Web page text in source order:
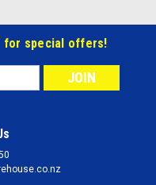
for special offers!